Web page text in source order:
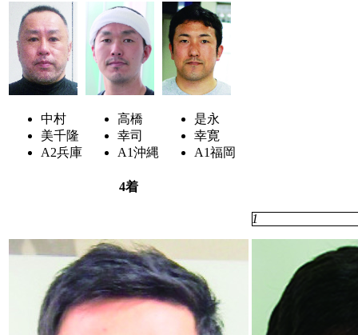
中村
美千隆
A2兵庫
高橋
幸司
A1沖縄
是永
幸寛
A1福岡
4着
1